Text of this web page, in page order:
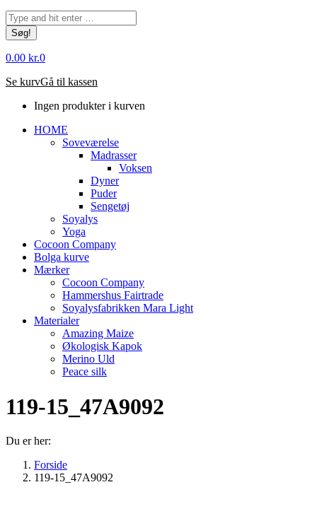
Søg:
0.00 kr.0
Se kurvGå til kassen
Ingen produkter i kurven
HOME
Soveværelse
Madrasser
Voksen
Dyner
Puder
Sengetøj
Soyalys
Yoga
Cocoon Company
Bolga kurve
Mærker
Cocoon Company
Hammershus Fairtrade
Soyalysfabrikken Mara Light
Materialer
Amazing Maize
Økologisk Kapok
Merino Uld
Peace silk
119-15_47A9092
Du er her:
Forside
119-15_47A9092